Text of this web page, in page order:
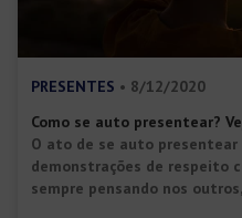
PRESENTES • 8/12/2020
Como se auto presentear?
O ato de se auto presentear
demonstrações de respeito
sempre pensando nos